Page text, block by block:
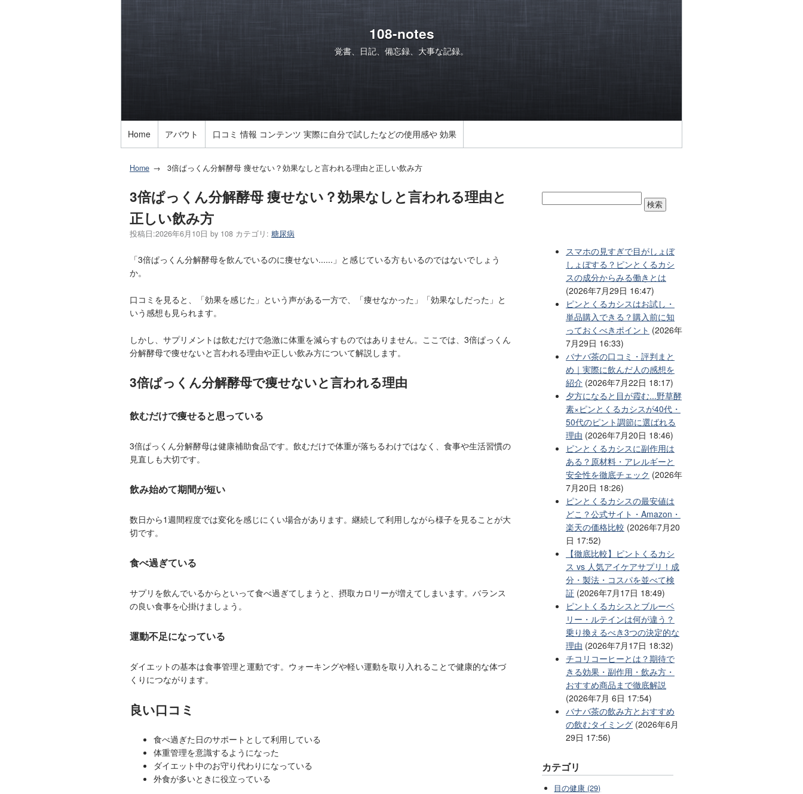
108-notes
覚書、日記、備忘録、大事な記録。
Home アバウト 口コミ 情報 コンテンツ 実際に自分で試したなどの使用感や 効果
Home 3倍ぱっくん分解酵母 痩せない？効果なしと言われる理由と正しい飲み方
3倍ぱっくん分解酵母 痩せない？効果なしと言われる理由と
正しい飲み方
投稿日:2026年6月10日 by 108 カテゴリ: 糖尿病
「3倍ぱっくん分解酵母を飲んでいるのに痩せない......」と感じている方もいるのではないでしょう
か。
口コミを見ると、「効果を感じた」という声がある一方で、「痩せなかった」「効果なしだった」と
いう感想も見られます。
しかし、サプリメントは飲むだけで急激に体重を減らすものではありません。ここでは、3倍ぱっくん
分解酵母で痩せないと言われる理由や正しい飲み方について解説します。
3倍ぱっくん分解酵母で痩せないと言われる理由
飲むだけで痩せると思っている
3倍ぱっくん分解酵母は健康補助食品です。飲むだけで体重が落ちるわけではなく、食事や生活習慣の
見直しも大切です。
飲み始めて期間が短い
数日から1週間程度では変化を感じにくい場合があります。継続して利用しながら様子を見ることが大
切です。
食べ過ぎている
サプリを飲んでいるからといって食べ過ぎてしまうと、摂取カロリーが増えてしまいます。バランス
の良い食事を心掛けましょう。
運動不足になっている
ダイエットの基本は食事管理と運動です。ウォーキングや軽い運動を取り入れることで健康的な体づ
くりにつながります。
良い口コミ
食べ過ぎた日のサポートとして利用している
体重管理を意識するようになった
ダイエット中のお守り代わりになっている
外食が多いときに役立っている
スマホの見すぎで目がしょぼ
しょぼする？ピンとくるカシ
スの成分からみる働きとは
(2026年7月29日 16:47)
ピンとくるカシスはお試し・
単品購入できる？購入前に知
っておくべきポイント (2026年
7月29日 16:33)
バナバ茶の口コミ・評判まと
め｜実際に飲んだ人の感想を
紹介 (2026年7月22日 18:17)
夕方になると目が霞む...野草酵
素×ピンとくるカシスが40代・
50代のピント調節に選ばれる
理由 (2026年7月20日 18:46)
ピンとくるカシスに副作用は
ある？原材料・アレルギーと
安全性を徹底チェック (2026年
7月20日 18:26)
ピンとくるカシスの最安値は
どこ？公式サイト・Amazon・
楽天の価格比較 (2026年7月20
日 17:52)
【徹底比較】ピントくるカシ
ス vs 人気アイケアサプリ！成
分・製法・コスパを並べて検
証 (2026年7月17日 18:49)
ピントくるカシスとブルーベ
リー・ルテインは何が違う？
乗り換えるべき3つの決定的な
理由 (2026年7月17日 18:32)
チコリコーヒーとは？期待で
きる効果・副作用・飲み方・
おすすめ商品まで徹底解説
(2026年7月 6日 17:54)
バナバ茶の飲み方とおすすめ
の飲むタイミング (2026年6月
29日 17:56)
カテゴリ
目の健康 (29)